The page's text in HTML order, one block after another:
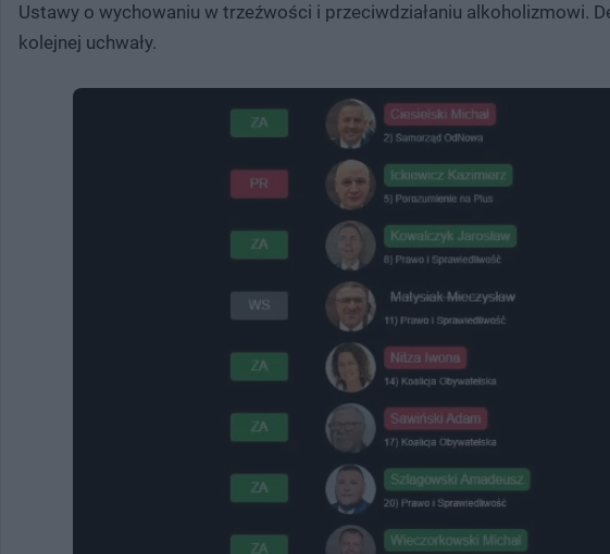
Ustawy o wychowaniu w trzeźwości i przeciwdziałaniu alkoholizmowi.
kolejnej uchwały.